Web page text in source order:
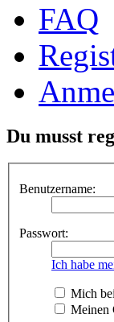
FAQ
Du musst
Benutzername:
Passwort:
Ich habe
Mich
Meinen